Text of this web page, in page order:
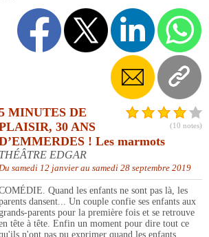
(10 notes)
MINUTES DE
30 ANS
! Les marmots
THÉÂTRE EDGAR
samedi 12 janvier au samedi 28 septembre 2019
Quand les enfants ne sont pas là, les
dansent... Un couple confie ses enfants aux
parents pour la première fois et se retrouve
tête à tête. Enfin un moment pour dire tout ce
n'ont pas pu exprimer quand les enfants